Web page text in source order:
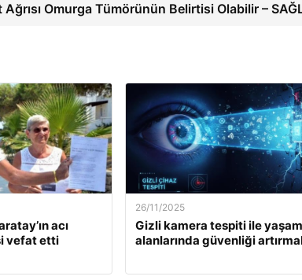
Ağrısı Omurga Tümörünün Belirtisi Olabilir –
acı
vefat etti
26/11/2025
Gizli kamera tespiti ile yaşam
alanlarında güvenliği